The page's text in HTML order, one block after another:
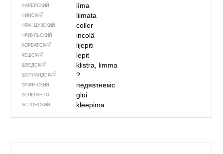
ФАРЕРСКИЙ líma
ФИНСКИЙ liimata
ФРАНЦУЗСКИЙ coller
ФРИУЛЬСКИЙ incolâ
ХОРВАТСКИЙ lijepiti
ЧЕШСКИЙ lepit
ШВЕДСКИЙ klistra, limma
ШОТЛАНДСКИЙ ?
ЭРЗЯНСКИЙ педявтнемс
ЭСПЕРАНТО glui
ЭСТОНСКИЙ kleepima